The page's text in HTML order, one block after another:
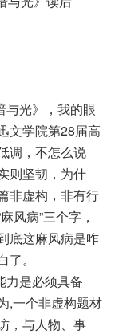
光》，我的眼
文学院第28届高
调，不怎么说
则坚韧，为什
非虚构，非有行
风病”三个字，
底这麻风病是咋
。
是必须具备
,一个非虚构题材
，与人物、事